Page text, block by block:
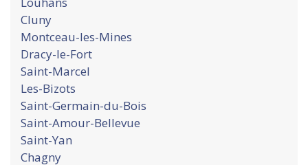
Cluny
Montceau-les-Mines
Dracy-le-Fort
Saint-Marcel
Les-Bizots
Saint-Germain-du-Bois
Saint-Amour-Bellevue
Saint-Yan
Chagny